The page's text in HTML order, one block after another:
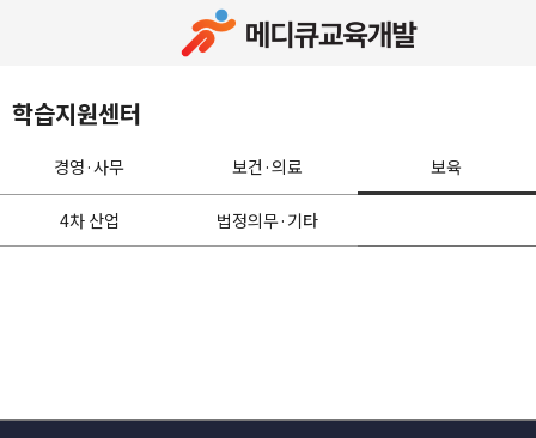
학습지원센터
경영·사무 보건·의료 보육
4차 산업 법정의무·기타